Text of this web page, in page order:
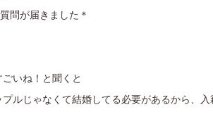
問が届きました＊
いね！と聞くと
ルじゃなくて結婚してる必要があるから、